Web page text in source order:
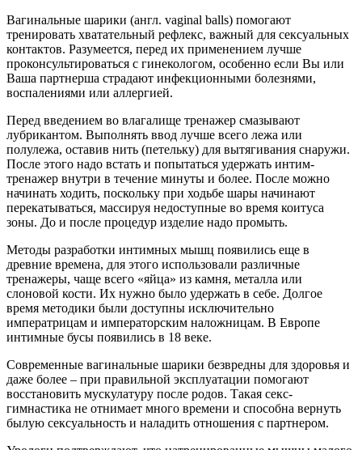
Вагинальные шарики (англ. vaginal balls) помогают
тренировать хватательный рефлекс, важный для сексуальных
контактов. Разумеется, перед их применением лучше
проконсультироваться с гинекологом, особенно если Вы или
Ваша партнерша страдают инфекционными болезнями,
воспалениями или аллергией.
Перед введением во влагалище тренажер смазывают
лубрикантом. Выполнять ввод лучше всего лежа или
полулежа, оставив нить (петельку) для вытягивания снаружи.
После этого надо встать и попытаться удержать интим-
тренажер внутри в течение минуты и более. После можно
начинать ходить, поскольку при ходьбе шары начинают
перекатываться, массируя недоступные во время коитуса
зоны. До и после процедур изделие надо промыть.
Методы разработки интимных мышц появились еще в
древние времена, для этого использовали различные
тренажеры, чаще всего «яйца» из камня, металла или
слоновой кости. Их нужно было удержать в себе. Долгое
время методики были доступны исключительно
императрицам и императорским наложницам. В Европе
интимные бусы появились в 18 веке.
Современные вагинальные шарики безвредны для здоровья и
даже более – при правильной эксплуатации помогают
восстановить мускулатуру после родов. Такая секс-
гимнастика не отнимает много времени и способна вернуть
былую сексуальность и наладить отношения с партнером.